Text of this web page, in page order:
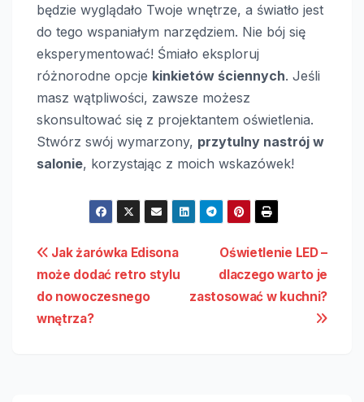
będzie wyglądało Twoje wnętrze, a światło jest
do tego wspaniałym narzędziem. Nie bój się
eksperymentować! Śmiało eksploruj
różnorodne opcje kinkietów ściennych. Jeśli
masz wątpliwości, zawsze możesz
skonsultować się z projektantem oświetlenia.
Stwórz swój wymarzony, przytulny nastrój w
salonie, korzystając z moich wskazówek!
Nawigacja
wpisu
Oświetlenie LED –
dlaczego warto je
zastosować w kuchni?
Jak żarówka Edisona
może dodać retro stylu
do nowoczesnego
wnętrza?